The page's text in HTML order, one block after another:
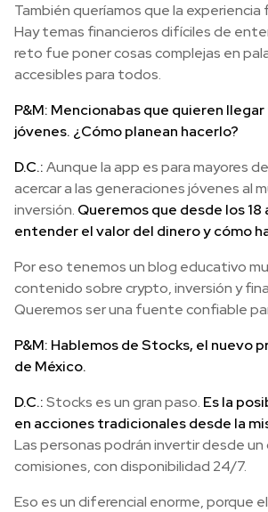
También queríamos que la experiencia
Hay temas financieros difíciles de
reto fue poner cosas complejas en
accesibles para todos.
P&M: Mencionabas que quieren
jóvenes. ¿Cómo planean hacerlo?
D.C.:Aunque la app es para mayores
acercar a las generaciones jóvenes al
inversión. Queremos que desde los 18
entender el valor del dinero y cómo
Por eso tenemos un blog educativo
contenido sobre crypto, inversión y
Queremos ser una fuente confiable
P&M: Hablemos de Stocks, el nuevo
de México.
D.C.:Stocks es un gran paso. Es la
en acciones tradicionales desde la
Las personas podrán invertir desde un
comisiones, con disponibilidad 24/7.
Eso es un diferencial enorme, porque